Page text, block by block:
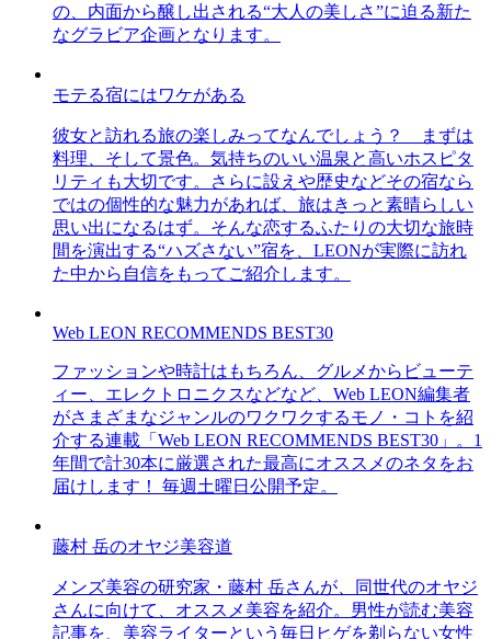
の、内面から醸し出される“大人の美しさ”に迫る新た
なグラビア企画となります。
モテる宿にはワケがある
彼女と訪れる旅の楽しみってなんでしょう？ まずは
料理、そして景色。気持ちのいい温泉と高いホスピタ
リティも大切です。さらに設えや歴史などその宿なら
ではの個性的な魅力があれば、旅はきっと素晴らしい
思い出になるはず。そんな恋するふたりの大切な旅時
間を演出する“ハズさない”宿を、LEONが実際に訪れ
た中から自信をもってご紹介します。
Web LEON RECOMMENDS BEST30
ファッションや時計はもちろん、グルメからビューテ
ィー、エレクトロニクスなどなど、Web LEON編集者
がさまざまなジャンルのワクワクするモノ・コトを紹
介する連載「Web LEON RECOMMENDS BEST30」。1
年間で計30本に厳選された最高にオススメのネタをお
届けします！ 毎週土曜日公開予定。
藤村 岳のオヤジ美容道
メンズ美容の研究家・藤村 岳さんが、同世代のオヤジ
さんに向けて、オススメ美容を紹介。男性が読む美容
記事を、美容ライターという毎日ヒゲを剃らない女性